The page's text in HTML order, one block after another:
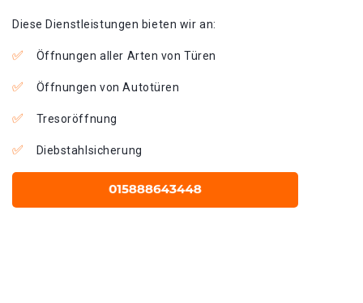
Diese Dienstleistungen bieten wir an:
Öffnungen aller Arten von Türen
Öffnungen von Autotüren
Tresoröffnung
Diebstahlsicherung